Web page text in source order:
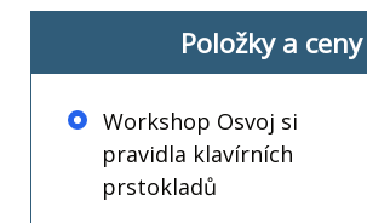
Položky a ceny
Workshop Osvoj si
pravidla klavírních
prstokladů